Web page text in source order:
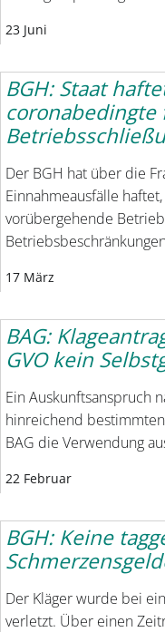
23 Juni
BGH: Staat
coronabedingte
Der BGH hat über die
Einnahmeausfälle
vorübergehende
17 März
BAG:
GVO kein
Ein Auskunftsanspruch
hinreichend
BAG die Verwendung
22 Februar
BGH: Keine
Der Kläger wurde bei
verletzt. Über einen